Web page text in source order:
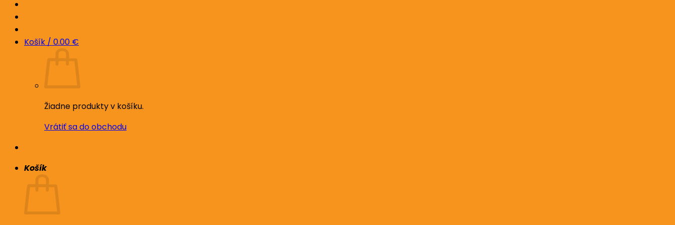
Košík / 0.00 €
Žiadne produkty v košíku.
Vrátiť sa do obchodu
Košík